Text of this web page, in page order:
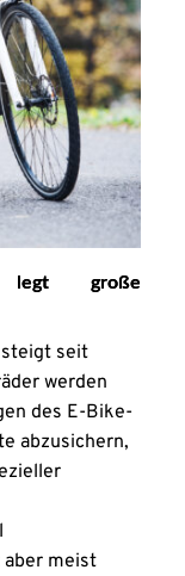
legt große
steigt seit
werden
des E-Bike-
abzusichern,
aber meist